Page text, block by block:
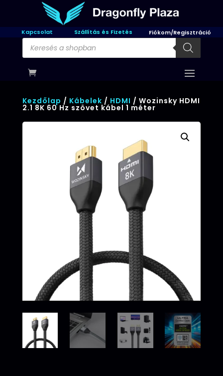
Kapcsolat Szállítás és Fizetés Fiókom/Regisztráció
Products
search
Kezdőlap / Kábelek / HDMI / Wozinsky HDMI
2.1 8K 60 Hz szövet kábel 1 méter